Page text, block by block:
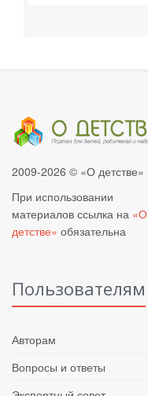
2009-2026 © «О детстве»
При использовании
материалов ссылка на «О
детстве» обязательна
Пользователям
Авторам
Вопросы и ответы